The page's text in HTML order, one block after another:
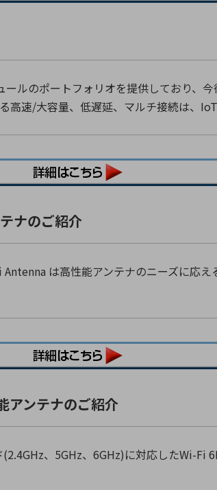
ルのポートフォリオを提供しており、
高速/大容量、低遅延、マルチ接続は、
ナのご紹介
は高性能アンテナのニーズに応
ンテナのご紹介
、5GHz、6GHz)に対応したWi-Fi